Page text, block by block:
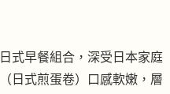
式早餐組合，深受日本家庭
日式煎蛋卷）口感軟嫩，層